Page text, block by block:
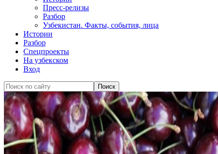
Пресс-релизы
Разбор
Узбекистан. Факты, события, лица
Истории
Разбор
Спецпроекты
На узбекском
Вход